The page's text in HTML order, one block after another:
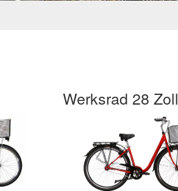
Werksrad 28 Zoll